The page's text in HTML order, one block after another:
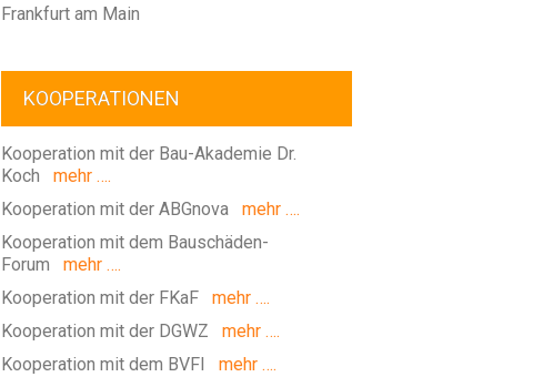
Frankfurt am Main
KOOPERATIONEN
Kooperation mit der Bau-Akademie Dr.
Koch mehr ….
Kooperation mit der ABGnovamehr ….
Kooperation mit dem Bauschäden-
Forum mehr ….
Kooperation mit der FKaFmehr ….
Kooperation mit der DGWZ mehr ….
Kooperation mit dem BVFI mehr ….